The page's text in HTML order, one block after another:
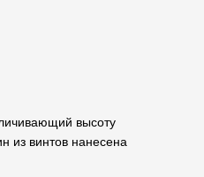
высоту
из винтов нанесена